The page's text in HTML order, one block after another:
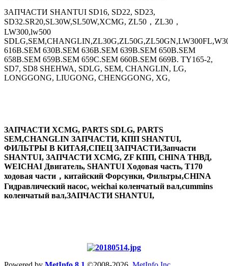
ЗАПЧАСТИ SHANTUI SD16, SD22, SD23,
SD32.SR20,SL30W,SL50W,XCMG, ZL50，ZL30，
LW300,lw500
616B.SEM 630B.SEM 636B.SEM 639B.SEM 650B.SEM
658B.SEM 659B.SEM 659C.SEM 660B.SEM 669B. TY165-2,
SD7, SD8 SHEHWA, SDLG, SEM, CHANGLIN, LG,
LONGGONG, LIUGONG, CHENGGONG, XG,
ЗАПЧАСТИ XCMG, PARTS SDLG, PARTS
SEM,CHANGLIN ЗАПЧАСТИ, КПП SHANTUI,
ФИЛЬТРЫ В КИТАЯ,СПЕЦ ЗАПЧАСТИ,Запчасти
SHANTUI, ЗАПЧАСТИ XCMG, ZF КПП, CHINA ТНВД,
WEICHAI Двигатель, SHANTUI Ходовая часть, T170
ходовая части，китайский Форсунки, Фильтры,CHINA
Гидравлический насос, weichai коленчатый вал,cummins
коленчатый вал,ЗАПЧАСТИ SHANTUI,